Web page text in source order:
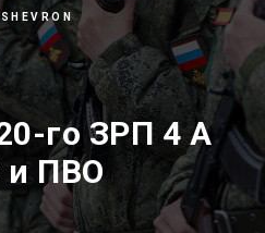
го ЗРП 4 А
и ПВО